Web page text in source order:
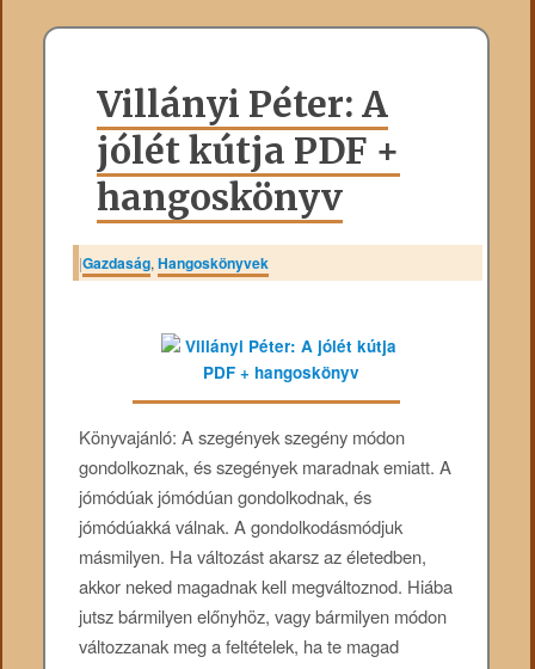
Villányi Péter: A
jólét kútja PDF +
hangoskönyv
|Gazdaság,Hangoskönyvek
Könyvajánló: A szegények szegény módon
gondolkoznak, és szegények maradnak emiatt. A
jómódúak jómódúan gondolkodnak, és
jómódúakká válnak. A gondolkodásmódjuk
másmilyen. Ha változást akarsz az életedben,
akkor neked magadnak kell megváltoznod. Hiába
jutsz bármilyen előnyhöz, vagy bármilyen módon
változzanak meg a feltételek, ha te magad